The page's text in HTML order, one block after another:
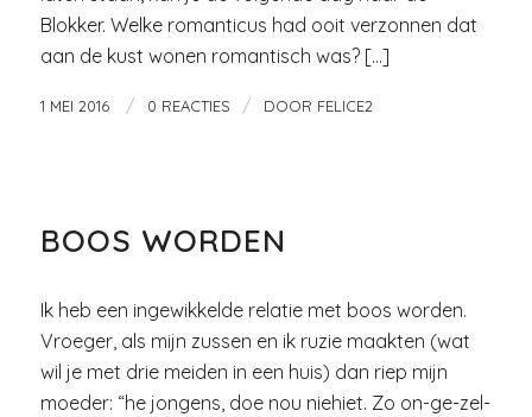
Blokker. Welke romanticus had ooit verzonnen dat
aan de kust wonen romantisch was? […]
1 MEI 2016 / 0 REACTIES / DOOR FELICE2
BOOS WORDEN
Ik heb een ingewikkelde relatie met boos worden.
Vroeger, als mijn zussen en ik ruzie maakten (wat
wil je met drie meiden in een huis) dan riep mijn
moeder: “he jongens, doe nou niehiet. Zo on-ge-zel-